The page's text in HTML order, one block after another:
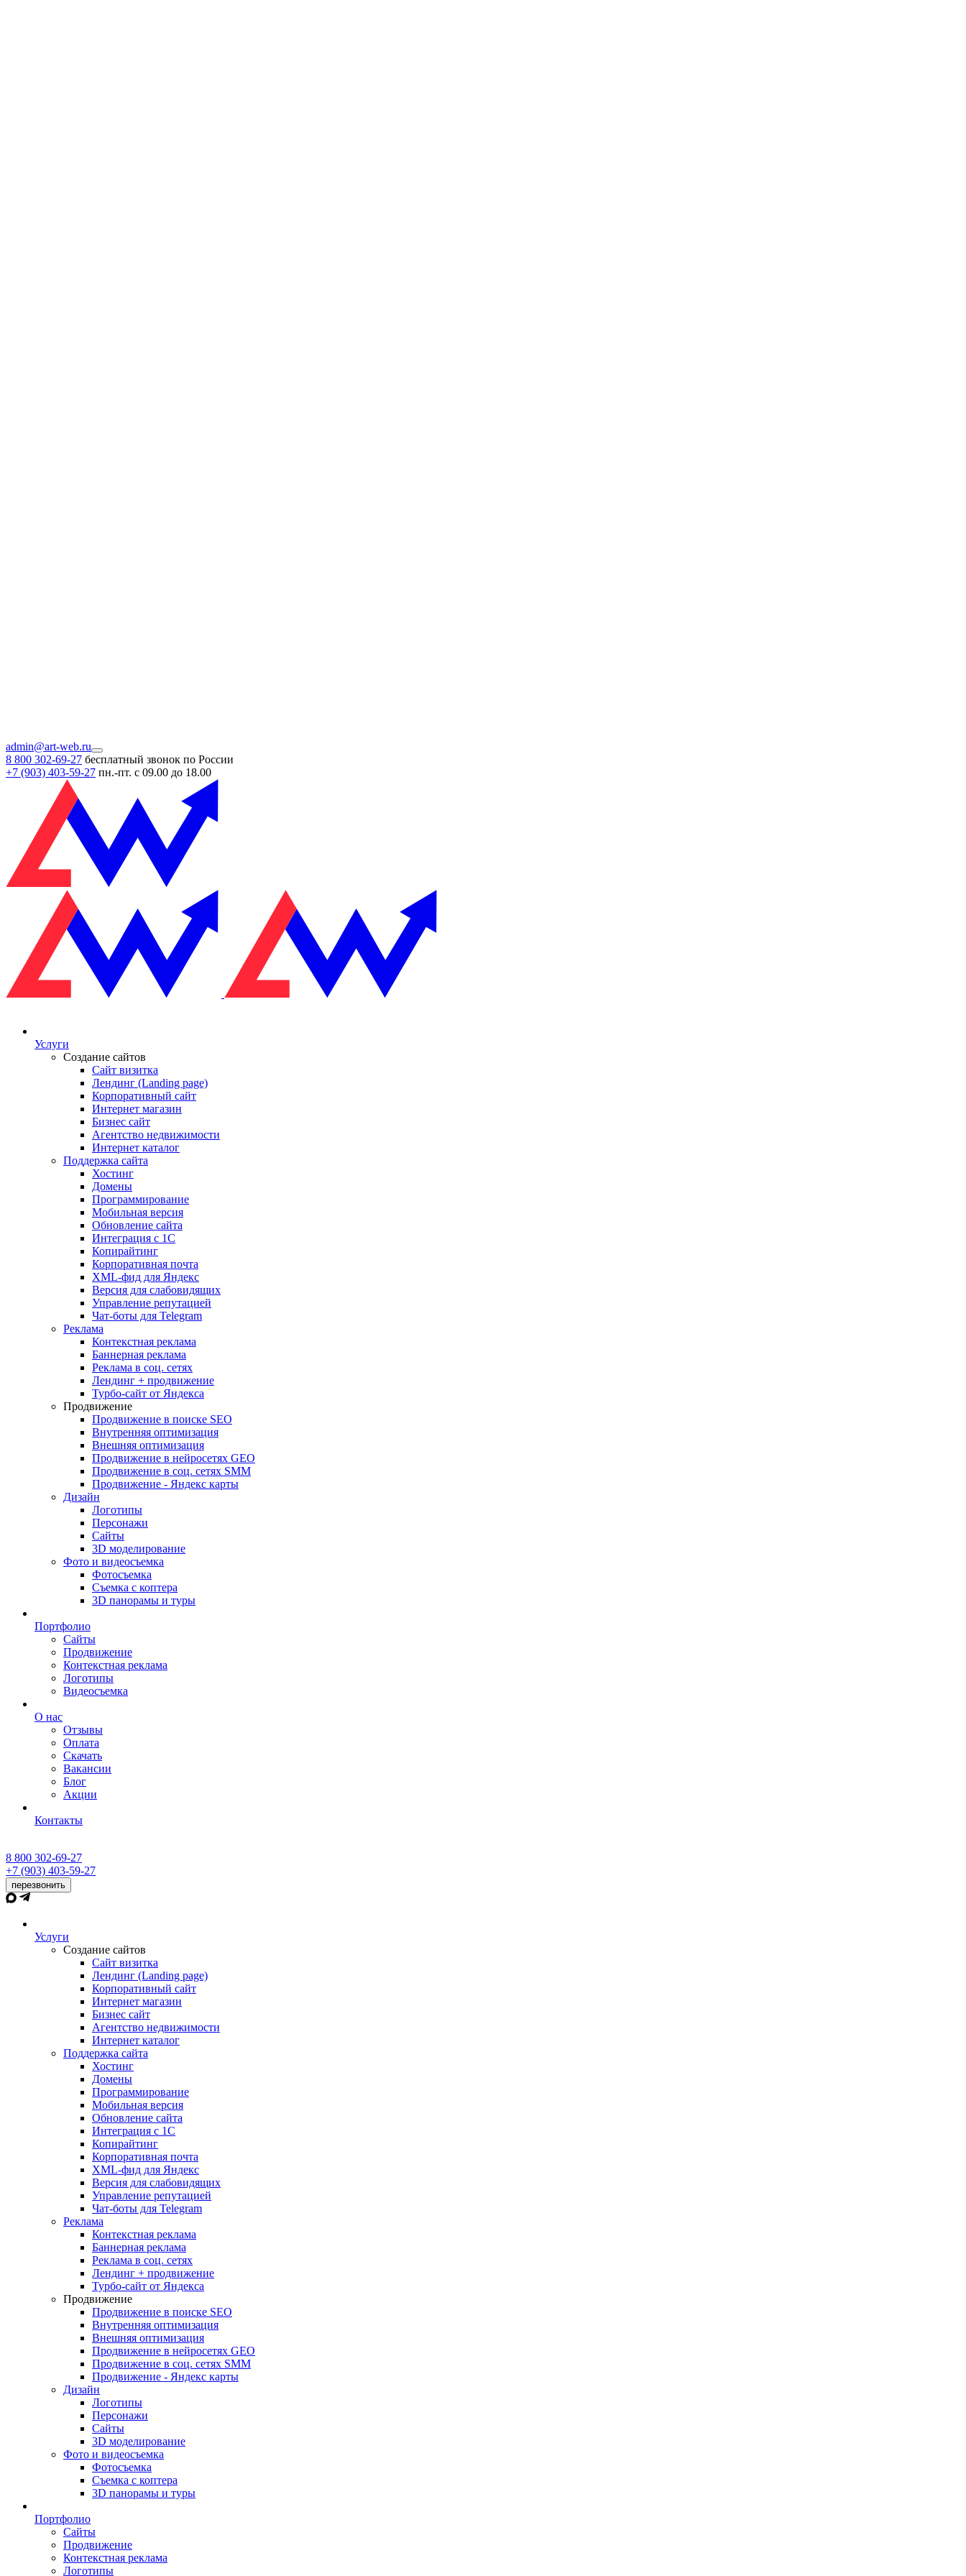
admin@art-web.ru
8 800 302-69-27 бесплатный звонок по России
+7 (903) 403-59-27 пн.-пт. с 09.00 до 18.00
Услуги
Создание сайтов
Сайт визитка
Лендинг (Landing page)
Корпоративный сайт
Интернет магазин
Бизнес сайт
Агентство недвижимости
Интернет каталог
Поддержка сайта
Хостинг
Домены
Программирование
Мобильная версия
Обновление сайта
Интеграция с 1С
Копирайтинг
Корпоративная почта
XML-фид для Яндекс
Версия для слабовидящих
Управление репутацией
Чат-боты для Telegram
Реклама
Контекстная реклама
Баннерная реклама
Реклама в соц. сетях
Лендинг + продвижение
Турбо-сайт от Яндекса
Продвижение
Продвижение в поиске SEO
Внутренняя оптимизация
Внешняя оптимизация
Продвижение в нейросетях GEO
Продвижение в соц. сетях SMM
Продвижение - Яндекс карты
Дизайн
Логотипы
Персонажи
Сайты
3D моделирование
Фото и видеосъемка
Фотосъемка
Съемка с коптера
3D панорамы и туры
Портфолио
Сайты
Продвижение
Контекстная реклама
Логотипы
Видеосъемка
О нас
Отзывы
Оплата
Скачать
Вакансии
Блог
Акции
Контакты
8 800 302-69-27
+7 (903) 403-59-27
перезвонить
Услуги
Создание сайтов
Сайт визитка
Лендинг (Landing page)
Корпоративный сайт
Интернет магазин
Бизнес сайт
Агентство недвижимости
Интернет каталог
Поддержка сайта
Хостинг
Домены
Программирование
Мобильная версия
Обновление сайта
Интеграция с 1С
Копирайтинг
Корпоративная почта
XML-фид для Яндекс
Версия для слабовидящих
Управление репутацией
Чат-боты для Telegram
Реклама
Контекстная реклама
Баннерная реклама
Реклама в соц. сетях
Лендинг + продвижение
Турбо-сайт от Яндекса
Продвижение
Продвижение в поиске SEO
Внутренняя оптимизация
Внешняя оптимизация
Продвижение в нейросетях GEO
Продвижение в соц. сетях SMM
Продвижение - Яндекс карты
Дизайн
Логотипы
Персонажи
Сайты
3D моделирование
Фото и видеосъемка
Фотосъемка
Съемка с коптера
3D панорамы и туры
Портфолио
Сайты
Продвижение
Контекстная реклама
Логотипы